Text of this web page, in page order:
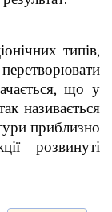
типів,
що у
називається
приблизно
розвинуті